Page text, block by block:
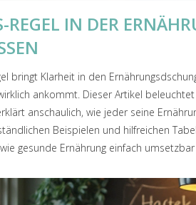
REGEL IN DER
bringt Klarheit in den
ankommt. Dieser Artikel
anschaulich, wie jeder seine
Beispielen und hilfreichen
gesunde Ernährung einfach